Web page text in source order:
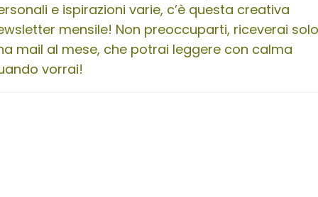
e ispirazioni varie, c’è questa creativa
mensile! Non preoccuparti, riceverai solo
mail al mese, che potrai leggere con calma
vorrai!